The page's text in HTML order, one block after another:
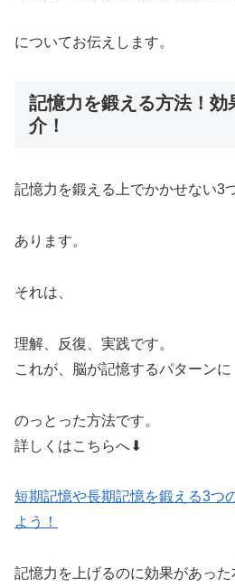
についてお伝えします。
記憶力を鍛える方法！効
介！
記憶力を鍛える上でかかせない3
あります。
それは、
理解、反復、実践です。
これが、脳が記憶するパターンに
のっとった方法です。
詳しくはこちらへ⬇︎
短期記憶や長期記憶を鍛える3つ
よう！
記憶力を上げるのに効果があった